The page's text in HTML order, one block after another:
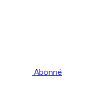
Abonné